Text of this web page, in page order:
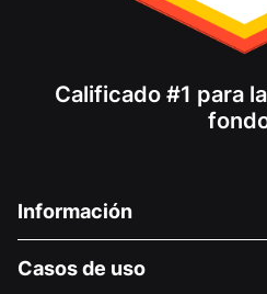
Calificado #1 para
Información
Acerca de nosotros
Casos de uso